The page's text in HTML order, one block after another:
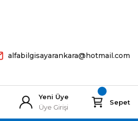
alfabilgisayarankara@hotmail.com
Yeni Üye
Üye Girişi
Sepet